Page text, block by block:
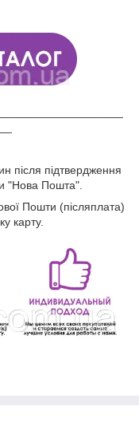
після підтвердження
"Нова Пошта".
Пошти (післяплата)
карту.